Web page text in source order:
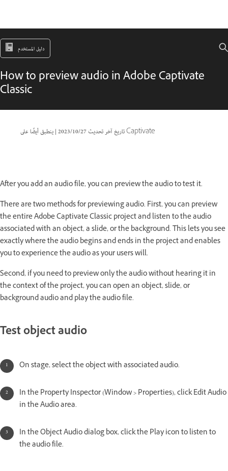
دليل المستخدم
How to preview audio in Adobe Captivate
Classic
تاريخ آخر تحديث27‏/10‏/2023
| ينطبق أيضًا على Captivate
After you add an audio file, you can preview the audio to test it.
There are two methods for previewing audio. First, you can preview
the entire Adobe Captivate Classic project and listen to the audio
associated with an object, a slide, or the background. This lets you see
exactly where the audio begins and ends in the project and enables
you to experience the audio as your users will.
Second, if you need to preview only the audio without hearing it in
the context of the project, you can open an object, slide, or
background audio and play the audio file.
Test object audio
On stage, select the object with associated audio.
In the Property Inspector (Window > Properties), click Edit Audio
in the Audio area.
In the Object Audio dialog box, click the Play icon to listen to
the audio file.